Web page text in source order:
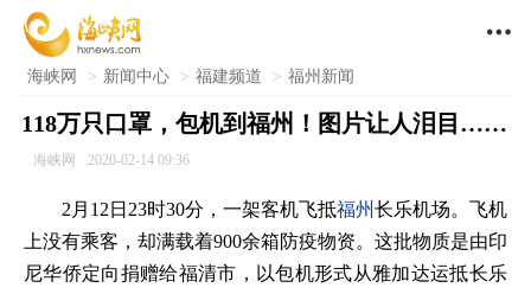

海峡网 > 新闻中心 > 福建频道 > 福州新闻
118万只口罩，包机到福州！图片让人泪目……
海峡网 2020-02-14 09:36
2月12日23时30分，一架客机飞抵福州长乐机场。飞机
上没有乘客，却满载着900余箱防疫物资。这批物质是由印
尼华侨定向捐赠给福清市，以包机形式从雅加达运抵长乐